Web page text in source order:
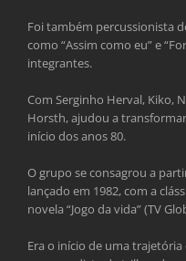
Foi também percussionista
como “Assim como eu” e
integrantes.
Com Serginho Herval, Kiko,
Horsth, ajudou a
início dos anos 80.
O grupo se consagrou a
lançado em 1982, com a
novela “Jogo da vida” (TV
Era o início de uma